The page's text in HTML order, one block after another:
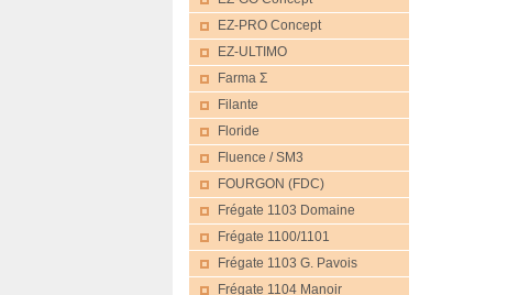
EZ-PRO Concept
EZ-ULTIMO
Farma Σ
Filante
Floride
Fluence / SM3
FOURGON (FDC)
Frégate 1103 Domaine
Frégate 1100/1101
Frégate 1103 G. Pavois
Frégate 1104 Manoir